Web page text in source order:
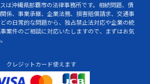
は沖縄県那覇市の法律事務所です。相続問題、債
係、事業承継、企業法務、損害賠償請求、交通事
の日常的な問題から、独占禁止法対応や企業の統
案件のご相談に対応いたしますので、まずはお気
クレジットカード使えます